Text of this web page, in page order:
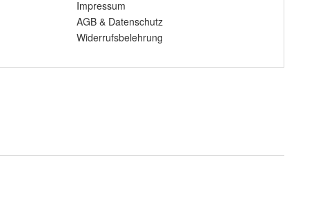
Impressum
AGB & Datenschutz
Widerrufsbelehrung